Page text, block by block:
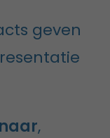
geven
,